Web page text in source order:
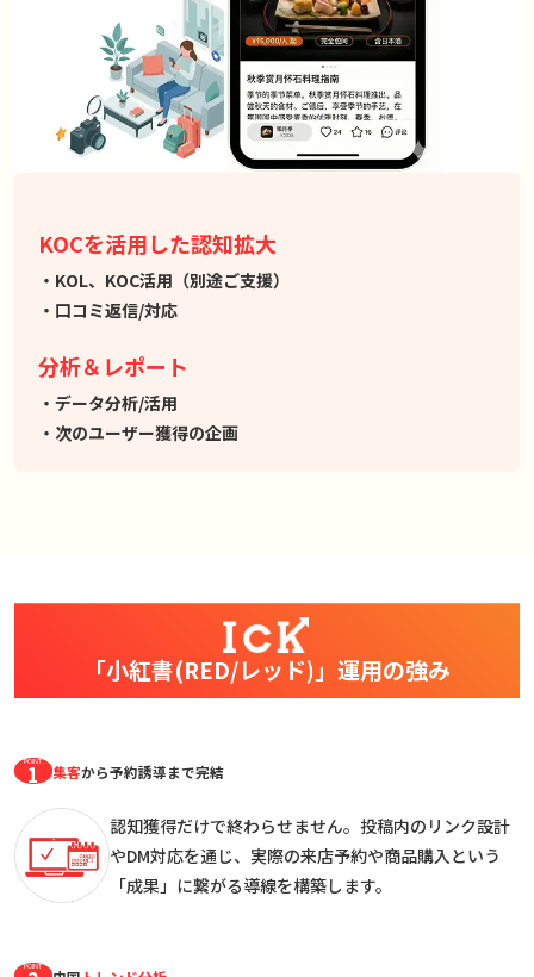
KOCを活用した認知拡大
KOL、KOC活用（別途ご支援）
口コミ返信/対応
分析＆レポート
データ分析/活用
次のユーザー獲得の企画
「小紅書(RED/レッド)」運用の強み
POINT
1 集客から予約誘導まで完結
認知獲得だけで終わらせません。 投稿内のリンク設計
やDM対応を通じ、実際の来店予約や商品購入という
「成果」に繋がる導線を構築します。
POINT